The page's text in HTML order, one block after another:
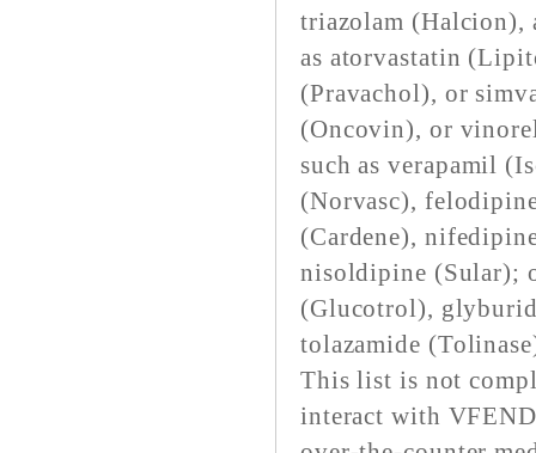
triazolam (Halcion),
as atorvastatin
(Pravachol), or
(Oncovin), or
such as verapamil
(Norvasc),
(Cardene),
nisoldipine (Sular);
(Glucotrol),
tolazamide
This list is not
interact with